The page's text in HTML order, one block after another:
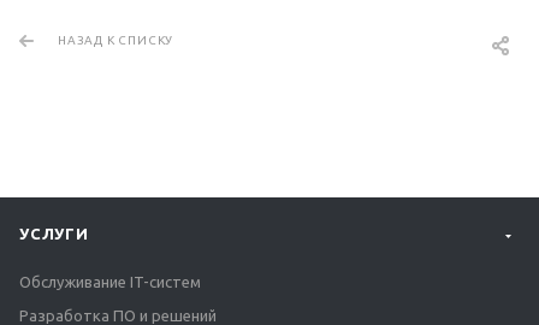
НАЗАД К СПИСКУ
УСЛУГИ
Обслуживание IT-систем
Разработка ПО и решений